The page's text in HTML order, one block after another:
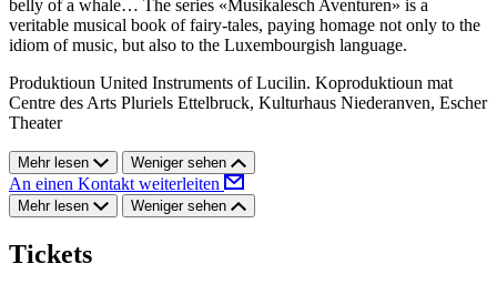
belly of a whale… The series «Musikalesch Aventuren» is a
veritable musical book of fairy-tales, paying homage not only to the
idiom of music, but also to the Luxembourgish language.
Produktioun United Instruments of Lucilin. Koproduktioun mat
Centre des Arts Pluriels Ettelbruck, Kulturhaus Niederanven, Escher
Theater
Mehr lesen Weniger sehen
An einen Kontakt weiterleiten
Mehr lesen Weniger sehen
Tickets